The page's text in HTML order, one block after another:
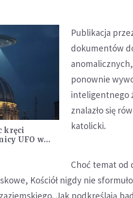
kręci
UFO w
na
Publikacja
dokumentów
ponownie
inteligentnego
znalazło się
katolicki.
Choć temat od
Kościół nigdy nie
Jak podkreślają